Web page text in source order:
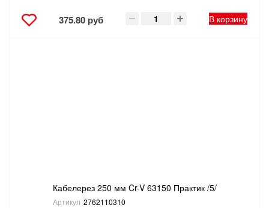
375.80 руб В корзину
Кабелерез 250 мм Cr-V 63150 Практик /5/
Артикул 2762110310